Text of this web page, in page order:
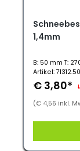
1,4mm
B: 50 mm T:
Artikel:
€ 3,80*
(€ 4,56 inkl.